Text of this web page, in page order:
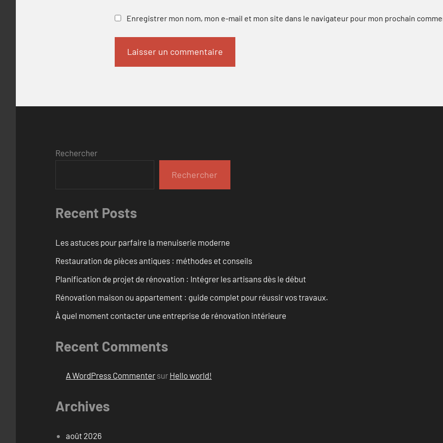
Enregistrer mon nom, mon e-mail et mon site dans le navigateur pour mon prochain
Rechercher
Rechercher
Recent Posts
Les astuces pour parfaire la menuiserie moderne
Restauration de pièces antiques : méthodes et conseils
Planification de projet de rénovation : Intégrer les artisans dès le début
Rénovation maison ou appartement : guide complet pour réussir vos travaux.
À quel moment contacter une entreprise de rénovation intérieure
Recent Comments
A WordPress Commenter sur Hello world!
Archives
août 2026